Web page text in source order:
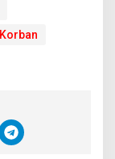
Korban